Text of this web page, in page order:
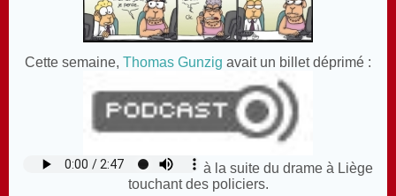
Cette semaine, Thomas Gunzig avait un billet déprimé :
à la suite du drame à Liège
touchant des policiers.